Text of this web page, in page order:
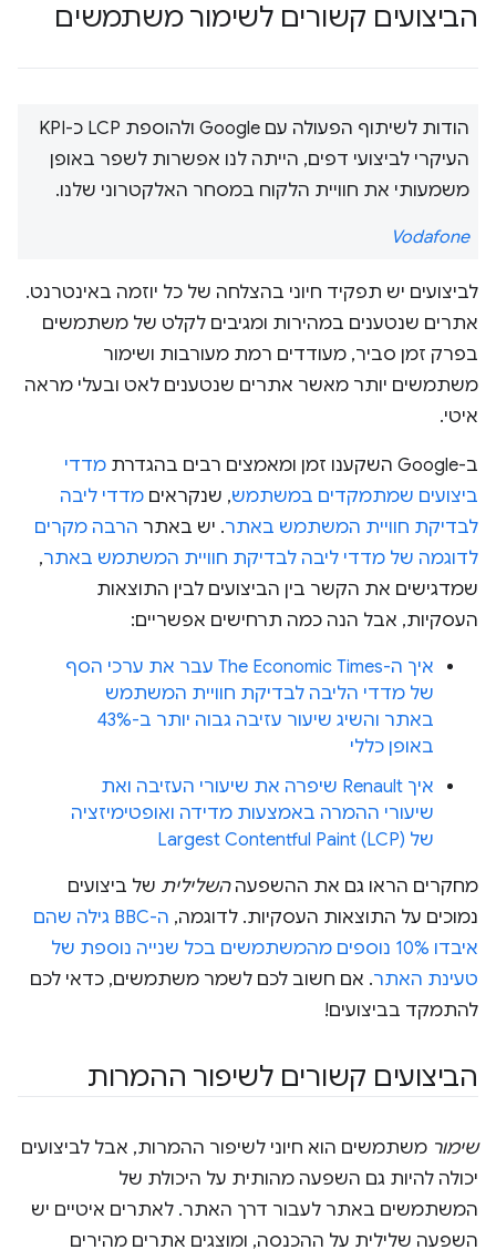
הביצועים קשורים לשימור משתמשים
הודות לשיתוף הפעולה עם Google ולהוספת LCP כ-KPI
העיקרי לביצועי דפים, הייתה לנו אפשרות לשפר באופן
משמעותי את חוויית הלקוח במסחר האלקטרוני שלנו.
Vodafone
לביצועים יש תפקיד חיוני בהצלחה של כל יוזמה באינטרנט.
אתרים שנטענים במהירות ומגיבים לקלט של משתמשים
בפרק זמן סביר, מעודדים רמת מעורבות ושימור
משתמשים יותר מאשר אתרים שנטענים לאט ובעלי מראה
איטי.
ב-Google השקענו זמן ומאמצים רבים בהגדרת
מדדי
ביצועים שמתמקדים במשתמש, שנקראים מדדי ליבה
לבדיקת חוויית המשתמש באתר. יש באתר הרבה מקרים
לדוגמה של מדדי ליבה לבדיקת חוויית המשתמש באתר,
שמדגישים את הקשר בין הביצועים לבין התוצאות
העסקיות, אבל הנה כמה תרחישים אפשריים:
איך ה-The Economic Times עבר את ערכי הסף
של מדדי הליבה לבדיקת חוויית המשתמש
באתר והשיג שיעור עזיבה גבוה יותר ב-43%
באופן כללי
איך Renault שיפרה את שיעורי העזיבה ואת
שיעורי ההמרה באמצעות מדידה ואופטימיזציה
של Largest Contentful Paint (LCP)
מחקרים הראו גם את ההשפעההשלילית של ביצועים
נמוכים על התוצאות העסקיות. לדוגמה,
ה-BBC גילה שהם
איבדו 10% נוספים מהמשתמשים בכל שנייה נוספת של
טעינת האתר. אם חשוב לכם לשמר משתמשים, כדאי לכם
להתמקד בביצועים!
הביצועים קשורים לשיפור ההמרות
שימור משתמשים הוא חיוני לשיפור ההמרות, אבל לביצועים
יכולה להיות גם השפעה מהותית על היכולת של
המשתמשים באתר לעבור דרך האתר. לאתרים איטיים יש
השפעה שלילית על ההכנסה, ומוצגים אתרים מהירים